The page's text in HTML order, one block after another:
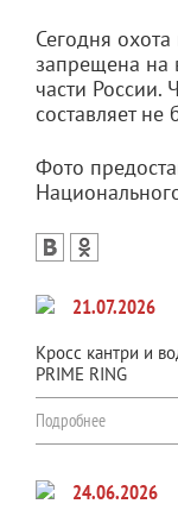
Сегодня
запрещена на
части России.
составляет
Фото
21.07.2026
Кросс кантри и
PRIME RING
Подробнее
24.06.2026